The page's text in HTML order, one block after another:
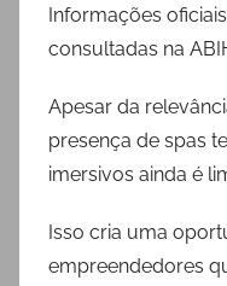
Informações
consultadas na
Apesar da
presença de spas
imersivos ainda é
Isso cria uma
empreendedores